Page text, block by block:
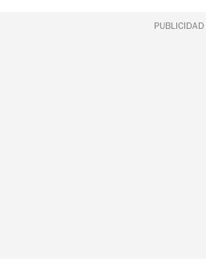
PUBLICIDAD